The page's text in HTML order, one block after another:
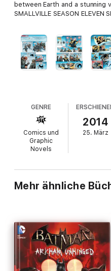
between Earth and a stunning
SMALLVILLE SEASON ELEVEN
GENRE
Comics und
Graphic
Novels
2014
25. März
Mehr ähnliche